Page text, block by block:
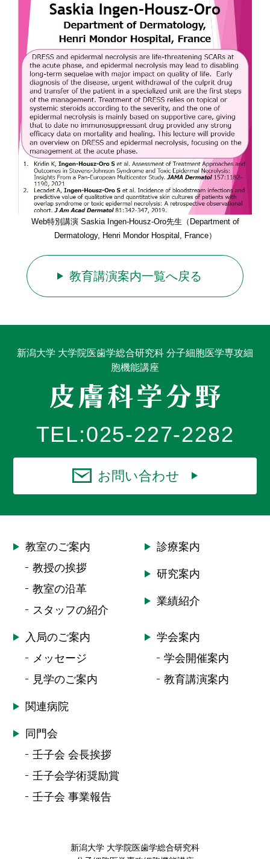
Web特別講演 Saskia Ingen-Housz-Oro先生（Department of
Dermatology, Henri Mondor Hospital, France）
教育講演案内一覧へ戻る
新潟大学 大学院医歯学総合研究科 分子細胞医学専攻細
胞機能講座
TEL:025-227-2282
お問い合わせ
教室のご案内
教授の挨拶
教室の沿革
スタッフの紹介
診療案内
研究案内
業績紹介
入局のご案内
メッセージ
見学のご案内
学会案内
学会開催案内
教育講演案内
関連病院
同門会
壬子会 会長挨拶
壬子会学術奨励賞
壬子会 事業報告
新潟大学 大学院医歯学総合研究科